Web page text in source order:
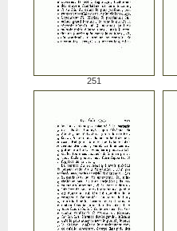
251